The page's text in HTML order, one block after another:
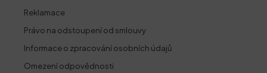
Reklamace
Právo na odstoupení od smlouvy
Informace o zpracování osobních údajů
Omezení odpovědnosti